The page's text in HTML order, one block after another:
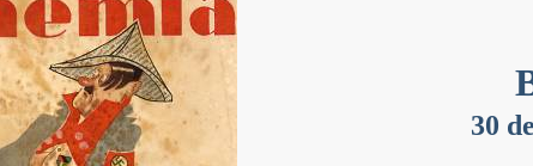
30